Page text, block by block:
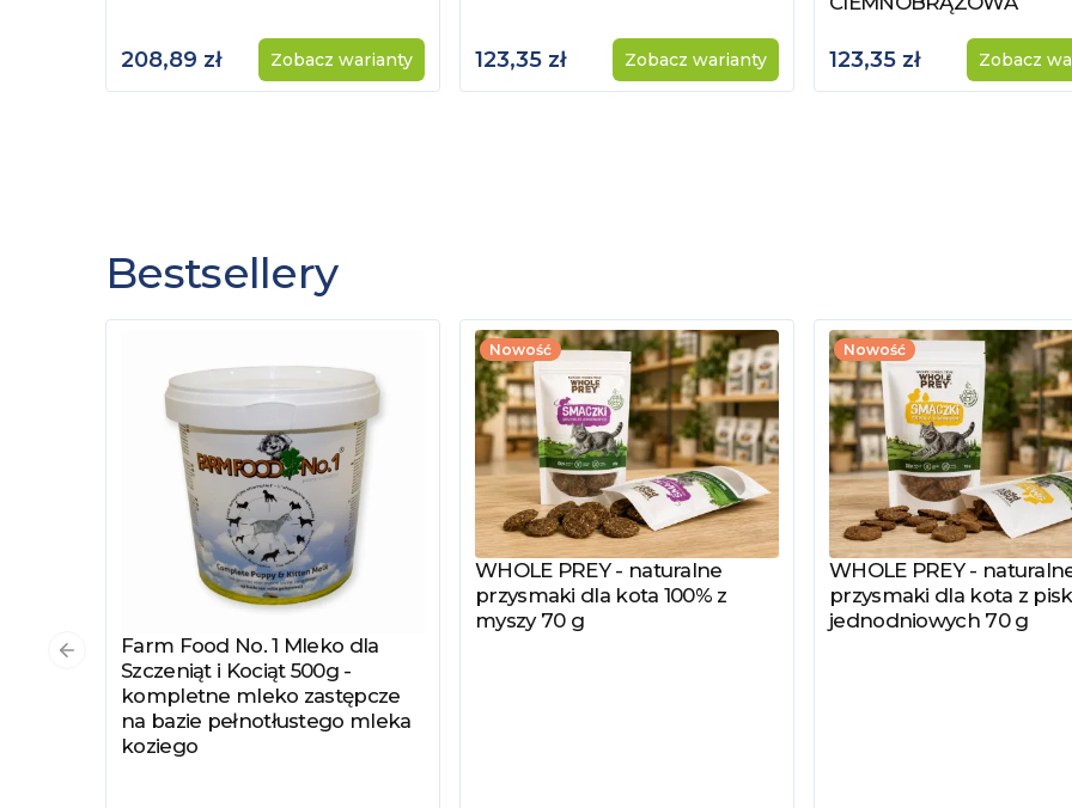
208,89 zł Zobacz warianty 123,35 zł Zobacz warianty 123,35 zł Zobacz
Bestsellery
Zobacz produkt
Farm Food No. 1 Mleko dla
Szczeniąt i Kociąt 500g -
kompletne mleko zastępcze
na bazie pełnotłustego mleka
koziego
Nowość
Zobacz produkt
WHOLE PREY - naturalne
przysmaki dla kota 100% z
myszy 70 g
Nowość
Zobacz produkt
WHOLE PREY -
przysmaki dla kota z
jednodniowych 70 g
Poprzedni slajd